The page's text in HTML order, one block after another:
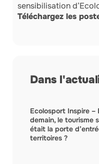
sensibilisation
Téléchargez les
Dans
Ecolosport Inspire –
demain, le tourisme
était la porte
territoires ?